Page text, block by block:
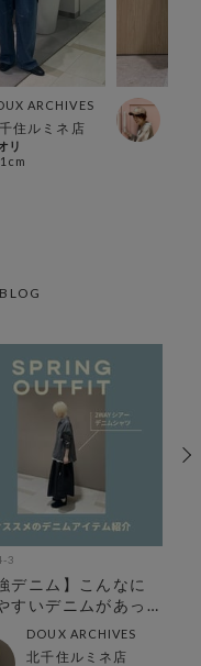
ARCHIVES
住ルミネ店
リ
3
デニム】こんなに
すいデニムがあっ
！DOUX ARCHIVES
北千住ルミネ店